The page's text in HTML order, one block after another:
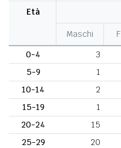
Età
Maschi
0-4
3
5-9
1
10-14
2
15-19
1
20-24
15
25-29
20